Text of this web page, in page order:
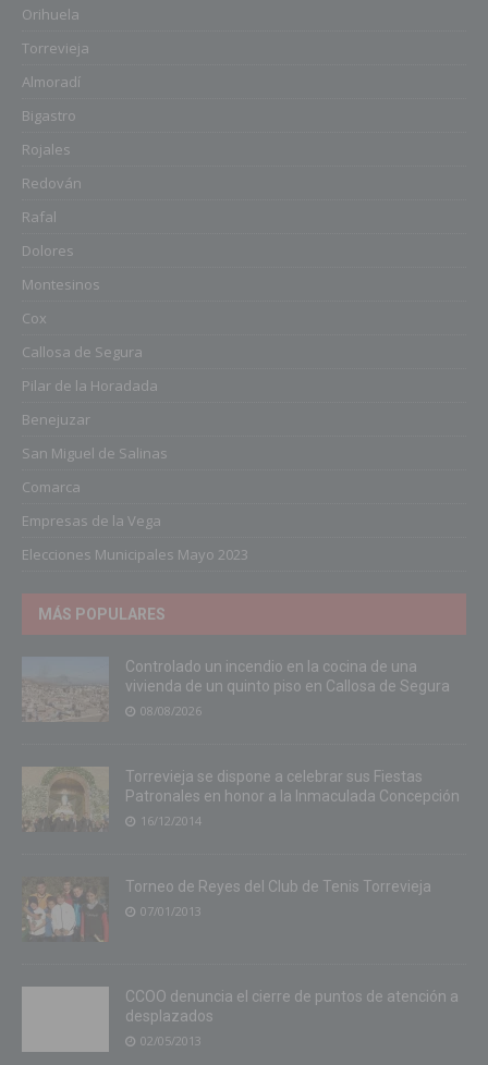
Orihuela
Torrevieja
Almoradí
Bigastro
Rojales
Redován
Rafal
Dolores
Montesinos
Cox
Callosa de Segura
Pilar de la Horadada
Benejuzar
San Miguel de Salinas
Comarca
Empresas de la Vega
Elecciones Municipales Mayo 2023
MÁS POPULARES
Controlado un incendio en la cocina de una
vivienda de un quinto piso en Callosa de Segura
08/08/2026
Torrevieja se dispone a celebrar sus Fiestas
Patronales en honor a la Inmaculada Concepción
16/12/2014
Torneo de Reyes del Club de Tenis Torrevieja
07/01/2013
CCOO denuncia el cierre de puntos de atención a
desplazados
02/05/2013